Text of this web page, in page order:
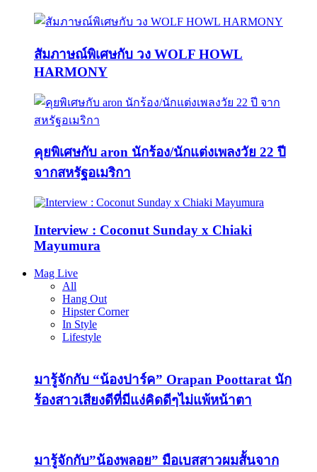
สัมภาษณ์พิเศษกับ วง WOLF HOWL
HARMONY
คุยพิเศษกับ aron นักร้อง/นักแต่งเพลงวัย 22 ปี
จากสหรัฐอเมริกา
Interview : Coconut Sunday x Chiaki
Mayumura
Mag Live
All
Hang Out
Hipster Corner
In Style
Lifestyle
มารู้จักกับ “น้องปาร์ค” Orapan Poottarat นัก
ร้องสาวเสียงดีที่มีแง่คิดดีๆไม่แพ้หน้าตา
มารู้จักกับ”น้องพลอย” มือเบสสาวผมสั้นจาก